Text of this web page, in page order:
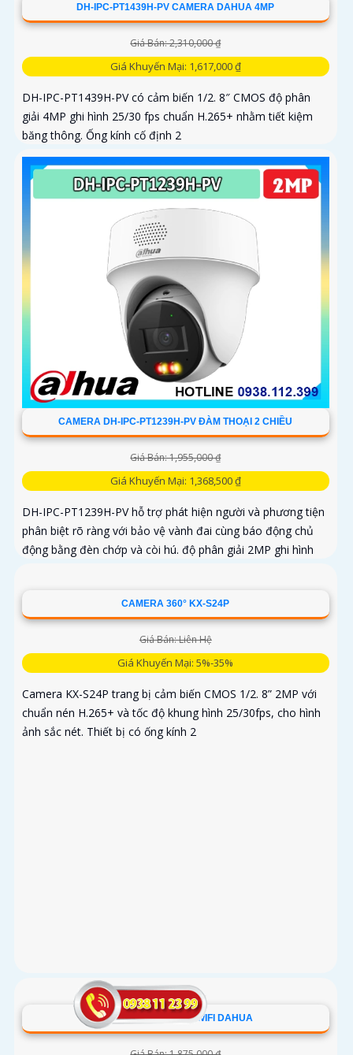
DH-IPC-PT1439H-PV CAMERA DAHUA 4MP
Giá Bán: 2,310,000 ₫
Giá Khuyến Mại: 1,617,000 ₫
DH-IPC-PT1439H-PV có cảm biến 1/2. 8″ CMOS độ phân
giải 4MP ghi hình 25/30 fps chuẩn H.265+ nhằm tiết kiệm
băng thông. Ống kính cố định 2
CAMERA DH-IPC-PT1239H-PV ĐÀM THOẠI 2 CHIỀU
Giá Bán: 1,955,000 ₫
Giá Khuyến Mại: 1,368,500 ₫
DH-IPC-PT1239H-PV hỗ trợ phát hiện người và phương tiện
phân biệt rõ ràng với bảo vệ vành đai cùng báo động chủ
động bằng đèn chớp và còi hú. độ phân giải 2MP ghi hình
CAMERA 360° KX-S24P
Giá Bán: Liên Hệ
Giá Khuyến Mại: 5%-35%
Camera KX-S24P trang bị cảm biến CMOS 1/2. 8” 2MP với
chuẩn nén H.265+ và tốc độ khung hình 25/30fps, cho hình
ảnh sắc nét. Thiết bị có ống kính 2
DH-T5A-PV CAMERA WIFI DAHUA